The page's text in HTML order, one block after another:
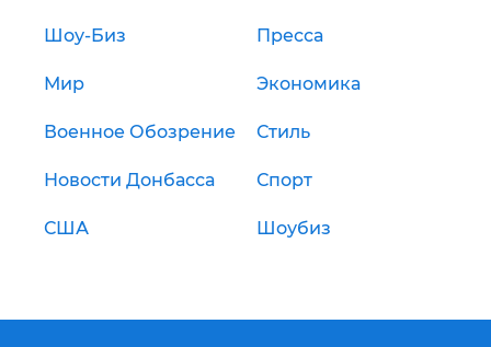
Шоу-Биз Пресса
Мир Экономика
Военное Обозрение Стиль
Новости Донбасса Спорт
США Шоубиз